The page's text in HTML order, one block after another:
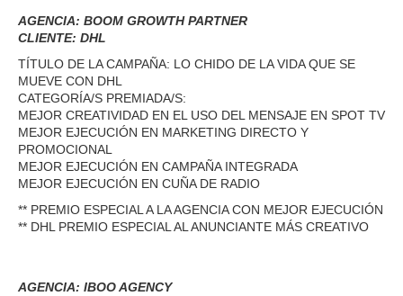
AGENCIA: BOOM GROWTH PARTNER
CLIENTE: DHL
TÍTULO DE LA CAMPAÑA: LO CHIDO DE LA VIDA QUE SE
MUEVE CON DHL
CATEGORÍA/S PREMIADA/S:
MEJOR CREATIVIDAD EN EL USO DEL MENSAJE EN SPOT TV
MEJOR EJECUCIÓN EN MARKETING DIRECTO Y
PROMOCIONAL
MEJOR EJECUCIÓN EN CAMPAÑA INTEGRADA
MEJOR EJECUCIÓN EN CUÑA DE RADIO
** PREMIO ESPECIAL A LA AGENCIA CON MEJOR EJECUCIÓN
** DHL PREMIO ESPECIAL AL ANUNCIANTE MÁS CREATIVO
AGENCIA: IBOO AGENCY